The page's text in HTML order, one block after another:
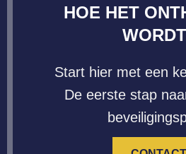
HOE HET
Start hier met een
De eerste stap